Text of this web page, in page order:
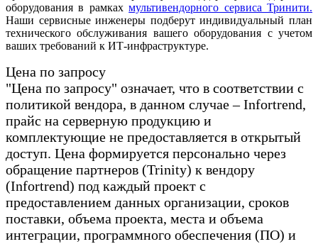
оборудования в рамкахмультивендорного сервиса Тринити.
Наши сервисные инженеры подберут индивидуальный план
технического обслуживания вашего оборудования с учетом
ваших требований к ИТ-инфраструктуре.
Цена по запросу
"Цена по запросу" означает, что в соответствии с
политикой вендора, в данном случае – Infortrend,
прайс на серверную продукцию и
комплектующие не предоставляется в открытый
доступ. Цена формируется персонально через
обращение партнеров (Trinity) к вендору
(Infortrend) под каждый проект с
предоставлением данных организации, сроков
поставки, объема проекта, места и объема
интеграции, программного обеспечения (ПО) и